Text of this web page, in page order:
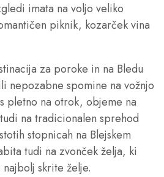
imata na voljo veliko
piknik, kozarček vina
za poroke in na Bledu
nepozabne spomine na vožnjo
pletno na otrok, objeme na
na tradicionalen sprehod
stopnicah na Blejskem
tudi na zvonček želja, ki
skrite želje.